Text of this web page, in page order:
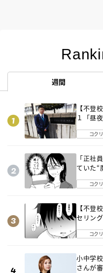
週間
【不登
１「昼
コク
「正社
ていた“
コク
【不登
セリン
コク
小中学
さんが